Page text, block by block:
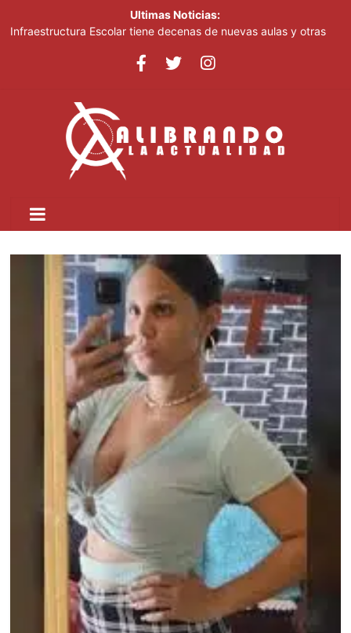
Ultimas Noticias:
Infraestructura Escolar tiene decenas de nuevas aulas y otras
Crear dos nuevas provincias en el país generaría más gasto
público, advierte experto
Ministerio de Educación inicia este lunes jornada nacional de
capacitación para más de 90,000 docentes de cara al inicio del
año escolar 2026-2027
del PRM y felicita a sus nuevas autoridades